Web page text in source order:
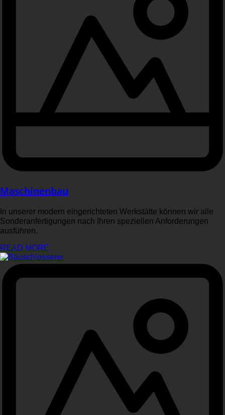
Maschinenbau
In unserer modern eingerichteten Werkstätte können wir alle
Sonderanfertigungen nach Ihren speziellen Anforderungen
ausführen.
READ MORE